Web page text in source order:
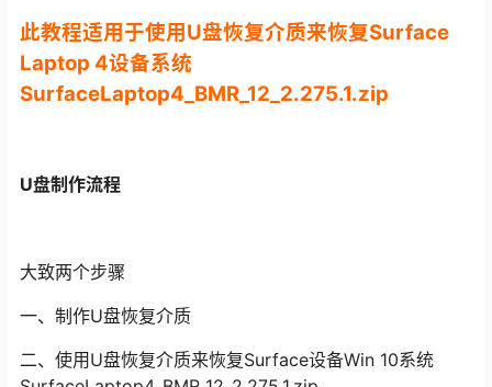
此教程适用于使用U盘恢复介质来恢复Surface
Laptop 4设备系统
SurfaceLaptop4_BMR_12_2.275.1.zip
U盘制作流程
大致两个步骤
一、制作U盘恢复介质
二、使用U盘恢复介质来恢复Surface设备Win 10系统